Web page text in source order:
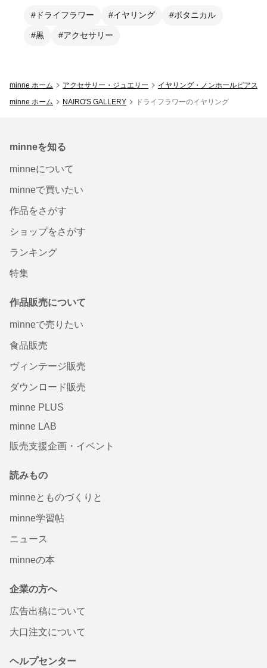
#ドライフラワー #イヤリング #ボタニカル
#黒 #アクセサリー
minne ホーム アクセサリー・ジュエリー
イヤリング・ノンホールピアス
minne ホーム
NAIRO'S GALLERY ドライフラワーのイヤリング
minneを知る
minneについて
minneで買いたい
作品をさがす
ショップをさがす
ランキング
特集
作品販売について
minneで売りたい
食品販売
ヴィンテージ販売
ダウンロード販売
minne PLUS
minne LAB
販売支援企画・イベント
読みもの
minneとものづくりと
minne学習帖
ニュース
minneの本
企業の方へ
広告出稿について
大口注文について
ヘルプセンター